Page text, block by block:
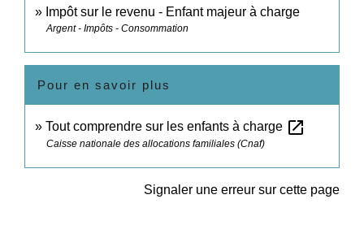
Impôt sur le revenu - Enfant majeur à charge
Argent - Impôts - Consommation
Pour en savoir plus
Tout comprendre sur les enfants à charge open_in_new
Caisse nationale des allocations familiales (Cnaf)
Signaler une erreur sur cette page